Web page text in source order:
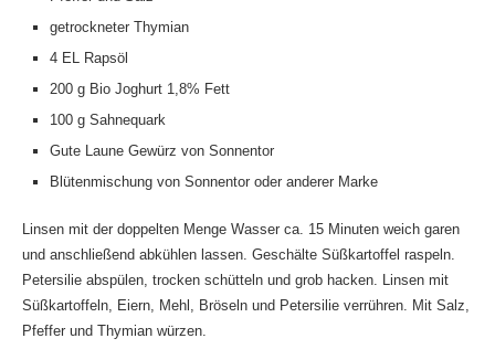
getrockneter Thymian
4 EL Rapsöl
200 g Bio Joghurt 1,8% Fett
100 g Sahnequark
Gute Laune Gewürz von Sonnentor
Blütenmischung von Sonnentor oder anderer Marke
Linsen mit der doppelten Menge Wasser ca. 15 Minuten weich garen
und anschließend abkühlen lassen. Geschälte Süßkartoffel raspeln.
Petersilie abspülen, trocken schütteln und grob hacken. Linsen mit
Süßkartoffeln, Eiern, Mehl, Bröseln und Petersilie verrühren. Mit Salz,
Pfeffer und Thymian würzen.